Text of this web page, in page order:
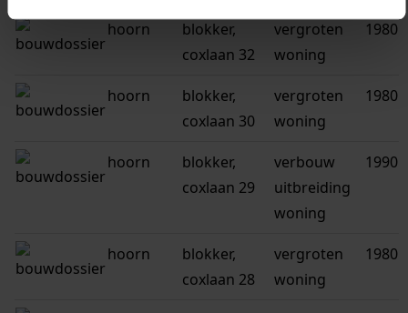
hoorn
blokker,
coxlaan 32
vergroten
woning
1980
hoorn
blokker,
coxlaan 30
vergroten
woning
1980
hoorn
blokker,
coxlaan 29
verbouw
uitbreiding
woning
1990
hoorn
blokker,
coxlaan 28
vergroten
woning
1980